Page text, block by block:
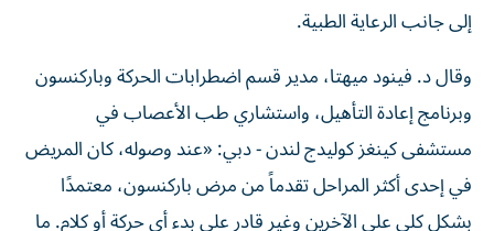
إلى جانب الرعاية الطبية.
وقال د. فينود ميهتا، مدير قسم اضطرابات الحركة وباركنسون
وبرنامج إعادة التأهيل، واستشاري طب الأعصاب في
مستشفى كينغز كوليدج لندن - دبي: «عند وصوله، كان المريض
في إحدى أكثر المراحل تقدماً من مرض باركنسون، معتمدًا
بشكلٍ كلي على الآخرين وغير قادر على بدء أي حركة أو كلام. ما